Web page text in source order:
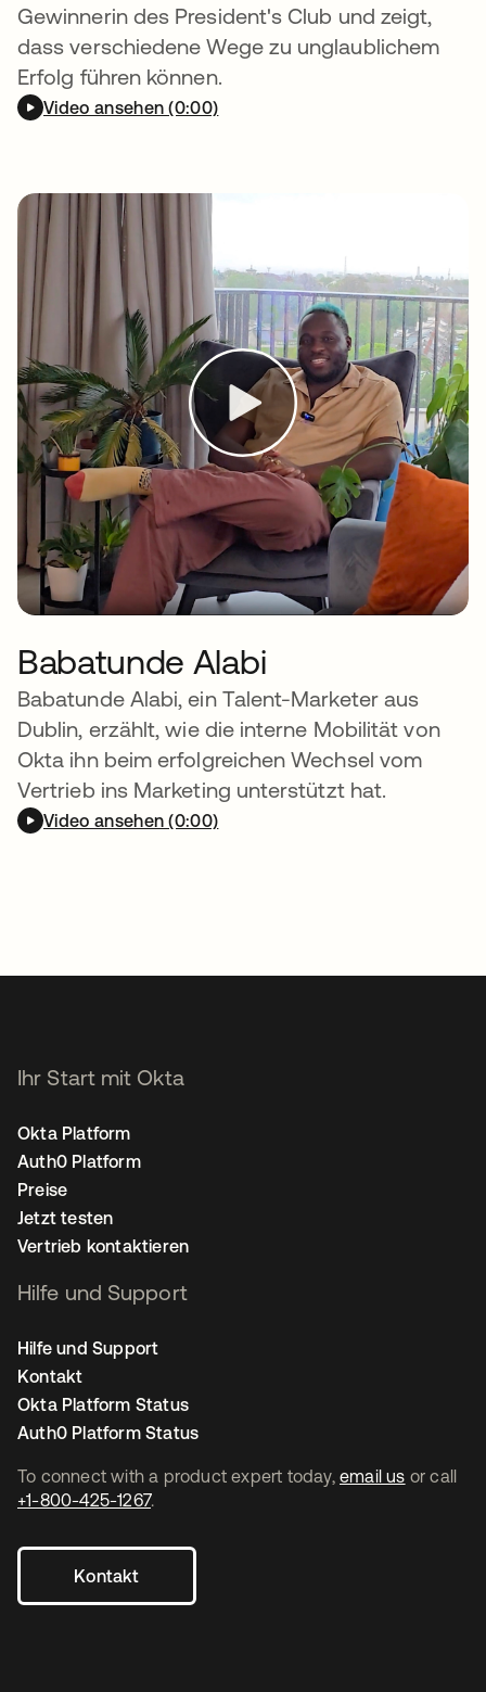
Gewinnerin des President's Club und zeigt,
dass verschiedene Wege zu unglaublichem
Erfolg führen können.
Video ansehen (0:00)
Babatunde Alabi
Babatunde Alabi, ein Talent-Marketer aus
Dublin, erzählt, wie die interne Mobilität von
Okta ihn beim erfolgreichen Wechsel vom
Vertrieb ins Marketing unterstützt hat.
Video ansehen (0:00)
To connect with a product expert today, email us or call
+1-800-425-1267.
Kontakt
Ihr Start mit Okta
Okta Platform
Auth0 Platform
Preise
Jetzt testen
Vertrieb kontaktieren
Hilfe und Support
Hilfe und Support
Kontakt
Okta Platform Status
Auth0 Platform Status